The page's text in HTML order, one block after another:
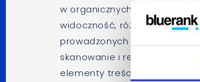
w organicznych wynikach
widoczność, różnice w
prowadzonych działań. Nie
skanowanie i renderowanie
elementy treściowe jak i